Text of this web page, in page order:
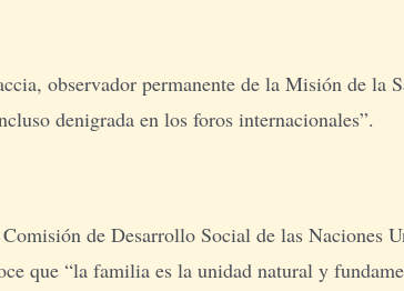
observador permanente de la Misión de la
denigrada en los foros internacionales”.
de Desarrollo Social de las Naciones
que “la familia es la unidad natural y